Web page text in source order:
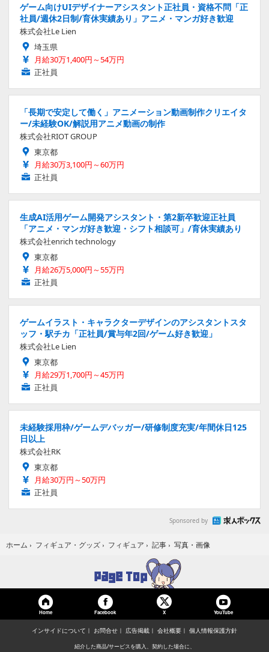
ゲーム向けUIデザイナーアシスタント正社員・資格不問「正
社員/週休2日制/育休実績あり」アニメ・マンガ好き歓迎
株式会社Le Lien
埼玉県
月給30万1,400円～54万円
正社員
「長期で安定して働く」アニメーション動画制作クリエイタ
ー/未経験OK/解説用アニメ動画の制作
株式会社RIOT GROUP
東京都
月給30万3,100円～60万円
正社員
生成AI活用ゲーム開発アシスタント・第2新卒歓迎正社員
「アニメ・マンガ好き歓迎・シフト相談可」/育休実績あり
株式会社enrich technology
東京都
月給26万5,000円～55万円
正社員
ゲームイラスト・キャラクターデザインのアシスタントスタ
ッフ・駅チカ「正社員/賞与年2回/ゲーム好き歓迎」
株式会社Le Lien
東京都
月給29万1,700円～45万円
正社員
未経験採用枠/ゲームデバッガー/研修制度充実/年間休日125
日以上
株式会社RK
東京都
月給30万円～50万円
正社員
Sponsored by
ホーム › フィギュア・グッズ › フィギュア › 記事 › 写真・画像
Home Facebook X YouTube
インサイドについて お問合せ 広告掲載 会社概要 個人情報保護方針
紹介した商品/サービスを購入、契約した場合に、